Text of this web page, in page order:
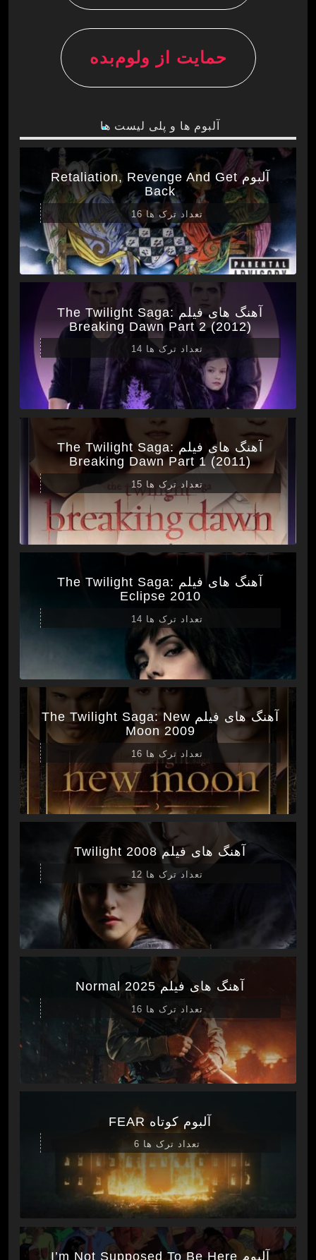
حمایت از ولوم‌بده
آلبوم ها و پلی لیست ها
آلبوم Retaliation, Revenge And Get
Back
تعداد ترک ها 16
آهنگ های فیلم The Twilight Saga:
Breaking Dawn Part 2 (2012)
تعداد ترک ها 14
آهنگ های فیلم The Twilight Saga:
Breaking Dawn Part 1 (2011)
تعداد ترک ها 15
آهنگ های فیلم The Twilight Saga:
Eclipse 2010
تعداد ترک ها 14
آهنگ های فیلم The Twilight Saga: New
Moon 2009
تعداد ترک ها 16
آهنگ های فیلم Twilight 2008
تعداد ترک ها 12
آهنگ های فیلم Normal 2025
تعداد ترک ها 16
آلبوم کوتاه FEAR
تعداد ترک ها 6
آلبوم I’m Not Supposed To Be Here